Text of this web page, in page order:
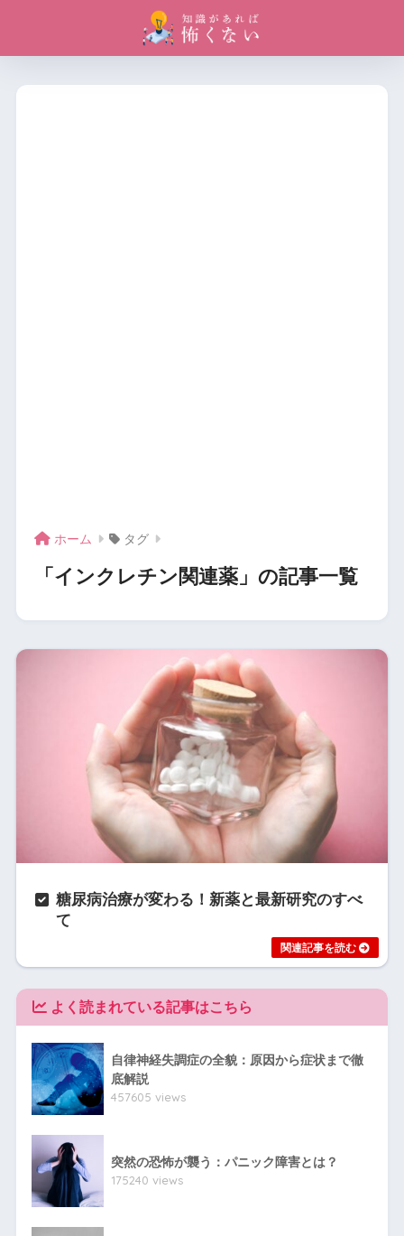
ホーム タグ
「インクレチン関連薬」の記事一覧
糖尿病治療が変わる！新薬と最新研究のすべ
て
よく読まれている記事はこちら
自律神経失調症の全貌：原因から症状まで徹
底解説
457605 views
突然の恐怖が襲う：パニック障害とは？
175240 views